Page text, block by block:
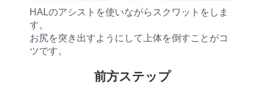
HALのアシストを使いながらスクワットをしま
す。
お尻を突き出すようにして上体を倒すことがコ
ツです。
前方ステップ